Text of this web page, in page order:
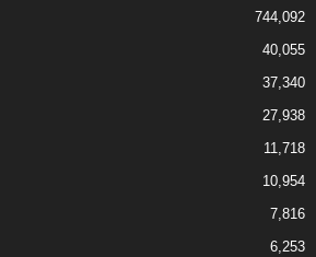
744,092
40,055
37,340
27,938
11,718
10,954
7,816
6,253